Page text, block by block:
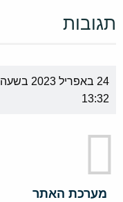
תגובות
24 באפריל 2023 בשעה
13:32
מערכת האתר